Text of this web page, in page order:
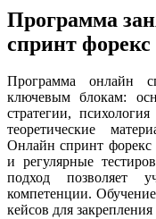
Программа
спринт форекс
Программа онлайн
ключевым блокам:
стратегии,
теоретические
Онлайн спринт форекс
и регулярные
подход позволяет
компетенции.
кейсов для